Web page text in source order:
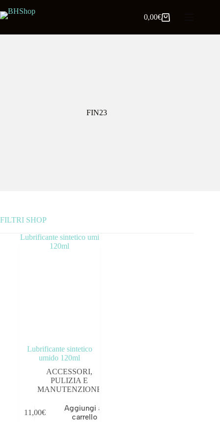
0,00€
FIN23
FILTRI SHOP
OUTLET
Lubrificante sintetico
umido 120ml
ACCESSORI,
PULIZIA E
MANUTENZIONE
11,00€
Aggiungi al
carrello